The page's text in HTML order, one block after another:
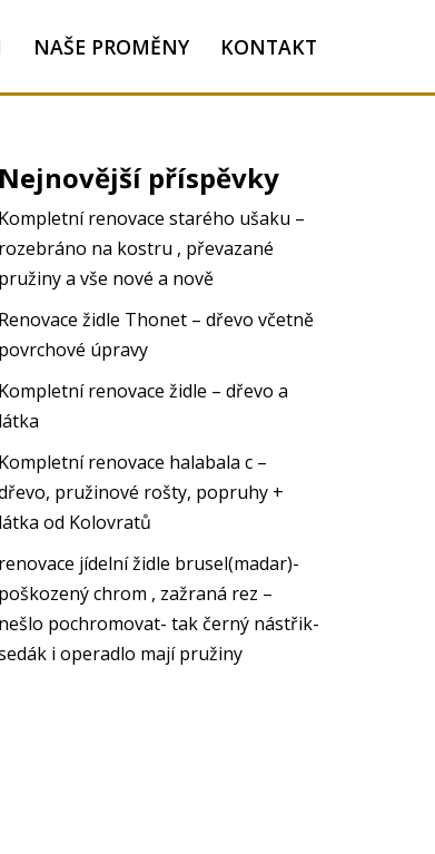
NAŠE PROMĚNY KONTAKT
Nejnovější příspěvky
Kompletní renovace starého ušaku –
rozebráno na kostru , převazané
pružiny a vše nové a nově
Renovace židle Thonet – dřevo včetně
povrchové úpravy
Kompletní renovace židle – dřevo a
látka
Kompletní renovace halabala c –
pružinové rošty, popruhy +
látka od Kolovratů
renovace jídelní židle brusel(madar)-
poškozený chrom , zažraná rez –
nešlo pochromovat- tak černý nástřik-
i operadlo mají pružiny